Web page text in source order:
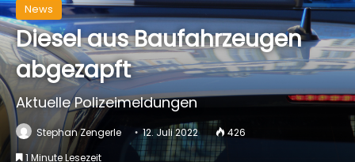
News
Diesel aus Baufahrzeugen
abgezapft
Aktuelle Polizeimeldungen
Stephan Zengerle 12. Juli 2022
426
1 Minute Lesezeit